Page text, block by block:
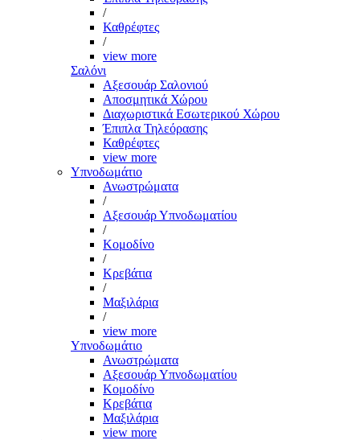
/
Καθρέφτες
/
view more
Σαλόνι
Αξεσουάρ Σαλονιού
Αποσμητικά Χώρου
Διαχωριστικά Εσωτερικού Χώρου
Έπιπλα Τηλεόρασης
Καθρέφτες
view more
Υπνοδωμάτιο
Ανωστρώματα
/
Αξεσουάρ Υπνοδωματίου
/
Κομοδίνο
/
Κρεβάτια
/
Μαξιλάρια
/
view more
Υπνοδωμάτιο
Ανωστρώματα
Αξεσουάρ Υπνοδωματίου
Κομοδίνο
Κρεβάτια
Μαξιλάρια
view more